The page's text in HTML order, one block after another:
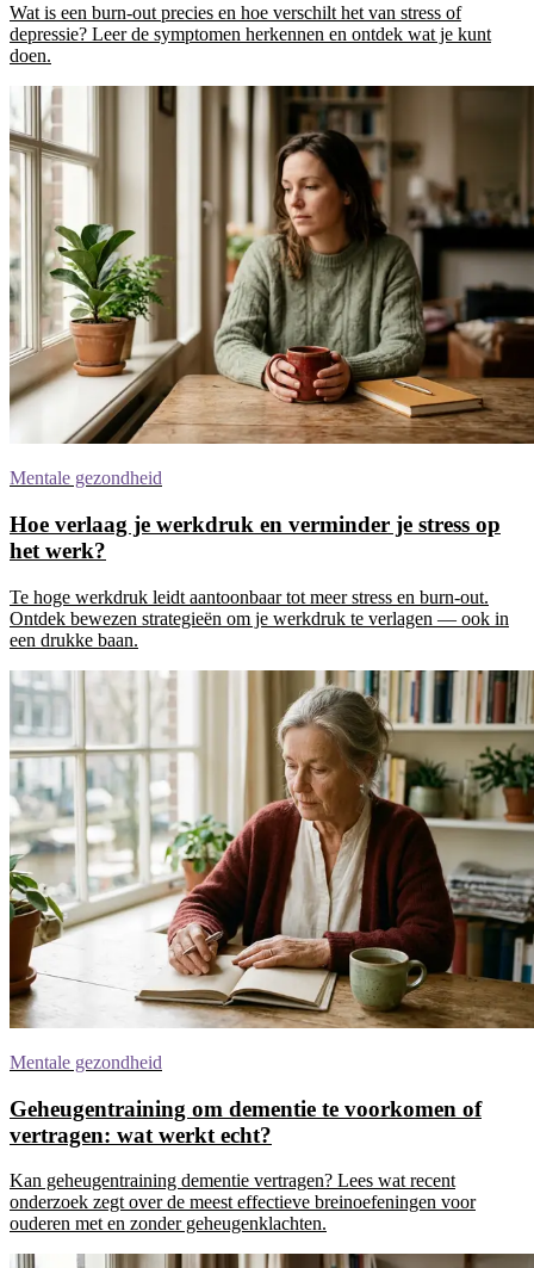
Wat is een burn-out precies en hoe verschilt het van stress of
depressie? Leer de symptomen herkennen en ontdek wat je kunt
doen.
Mentale gezondheid
Hoe verlaag je werkdruk en verminder je stress op
het werk?
Te hoge werkdruk leidt aantoonbaar tot meer stress en burn-out.
Ontdek bewezen strategieën om je werkdruk te verlagen — ook in
een drukke baan.
Mentale gezondheid
Geheugentraining om dementie te voorkomen of
vertragen: wat werkt echt?
Kan geheugentraining dementie vertragen? Lees wat recent
onderzoek zegt over de meest effectieve breinoefeningen voor
ouderen met en zonder geheugenklachten.